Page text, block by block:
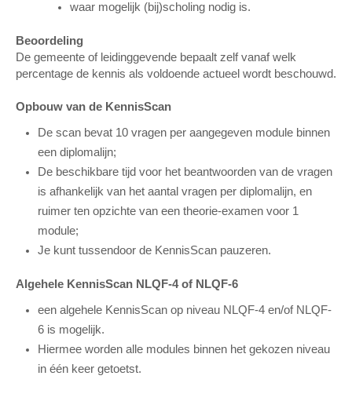
waar mogelijk (bij)scholing nodig is.
Beoordeling
De gemeente of leidinggevende bepaalt zelf vanaf welk
percentage de kennis als voldoende actueel wordt beschouwd.
Opbouw van de KennisScan
De scan bevat 10 vragen per aangegeven module binnen
een diplomalijn;
De beschikbare tijd voor het beantwoorden van de vragen
is afhankelijk van het aantal vragen per diplomalijn, en
ruimer ten opzichte van een theorie-examen voor 1
module;
Je kunt tussendoor de KennisScan pauzeren.
Algehele KennisScan NLQF-4 of NLQF-6
een algehele KennisScan op niveau NLQF-4 en/of NLQF-
6 is mogelijk.
Hiermee worden alle modules binnen het gekozen niveau
in één keer getoetst.